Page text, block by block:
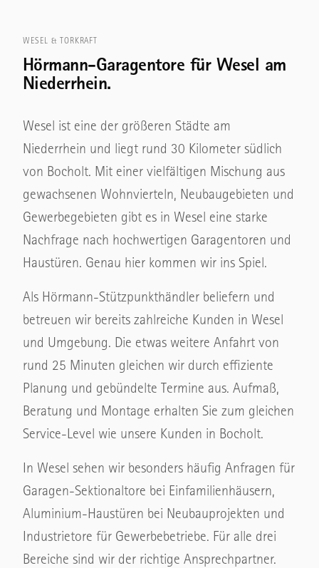
WESEL & TORKRAFT
Hörmann-Garagentore für Wesel am
Niederrhein.
Wesel ist eine der größeren Städte am
Niederrhein und liegt rund 30 Kilometer südlich
von Bocholt. Mit einer vielfältigen Mischung aus
gewachsenen Wohnvierteln, Neubaugebieten und
Gewerbegebieten gibt es in Wesel eine starke
Nachfrage nach hochwertigen Garagentoren und
Haustüren. Genau hier kommen wir ins Spiel.
Als Hörmann-Stützpunkthändler beliefern und
betreuen wir bereits zahlreiche Kunden in Wesel
und Umgebung. Die etwas weitere Anfahrt von
rund 25 Minuten gleichen wir durch effiziente
Planung und gebündelte Termine aus. Aufmaß,
Beratung und Montage erhalten Sie zum gleichen
Service-Level wie unsere Kunden in Bocholt.
In Wesel sehen wir besonders häufig Anfragen für
Garagen-Sektionaltore bei Einfamilienhäusern,
Aluminium-Haustüren bei Neubauprojekten und
Industrietore für Gewerbebetriebe. Für alle drei
Bereiche sind wir der richtige Ansprechpartner.